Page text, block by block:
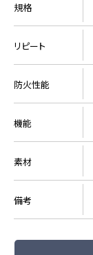
規格
リピート
防火性能
機能
素材
備考